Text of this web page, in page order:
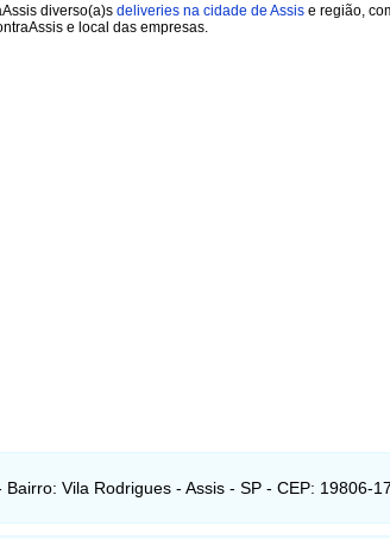
diverso(a)s deliveries na cidade de Assis e região,
e local das empresas.
Vila Rodrigues - Assis - SP - CEP: 19806-